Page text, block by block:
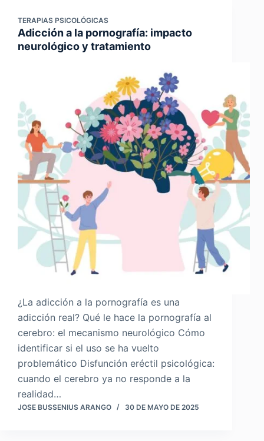
TERAPIAS PSICOLÓGICAS
Adicción a la pornografía: impacto
neurológico y tratamiento
¿La adicción a la pornografía es una
adicción real? Qué le hace la pornografía al
cerebro: el mecanismo neurológico Cómo
identificar si el uso se ha vuelto
problemático Disfunción eréctil psicológica:
cuando el cerebro ya no responde a la
realidad…
JOSE BUSSENIUS ARANGO 30 DE MAYO DE 2025